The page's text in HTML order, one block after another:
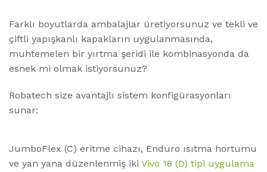
Farklı boyutlarda ambalajlar üretiyorsunuz ve tekli ve
çiftli yapışkanlı kapakların uygulanmasında,
muhtemelen bir yırtma şeridi ile kombinasyonda da
esnek mi olmak istiyorsunuz?
Robatech size avantajlı sistem konfigürasyonları
sunar:
JumboFlex (C) eritme cihazı, Enduro ısıtma hortumu
ve yan yana düzenlenmiş iki Vivo 18 (D) tipi uygulama